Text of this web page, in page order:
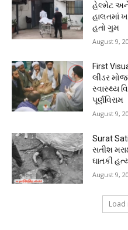
હેલ્મેટ અને
હાલતમાં
હતો ગુમ
August 9,
First
લીડર
સ્વાસ્થ્ય
પૂર્ણવિરામ
August 9,
Surat
સતીશ
ઘાતકી
August 9,
Load